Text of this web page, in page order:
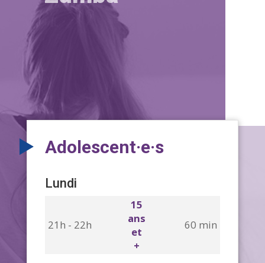
Adolescent·e·s
Lundi
21h - 22h
15
ans
et
+
60 min